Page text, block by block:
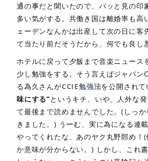
通の事だと聞いたので、パッと見の印
多い気がする。共働き国は離婚率も高
ェーデンなんかは出産して次の日に客
て当たり前だそうだから、何でも良し
ホテルに戻って夕飯まで音楽ニュース
少し勉強をする。そう言えばジャパン
る為久さんがCCIE勉強法を公開されて
味にする”というキチ、いや、人外な
て最後まで読めませんでした。(しっ
きました。) うーむ、実に為になる連
やってくれたな、あのヤク丸野郎め！
か意味が分からない。) しかし、これ